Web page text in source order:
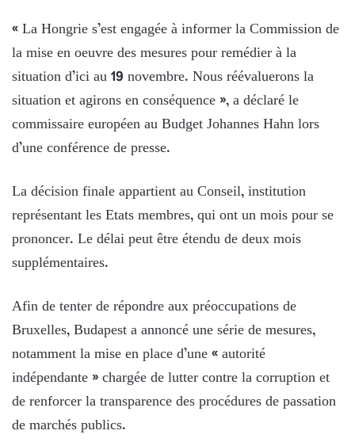
« La Hongrie s’est engagée à informer la Commission de
la mise en oeuvre des mesures pour remédier à la
situation d’ici au 19 novembre. Nous réévaluerons la
situation et agirons en conséquence », a déclaré le
commissaire européen au Budget Johannes Hahn lors
d’une conférence de presse.
La décision finale appartient au Conseil, institution
représentant les Etats membres, qui ont un mois pour se
prononcer. Le délai peut être étendu de deux mois
supplémentaires.
Afin de tenter de répondre aux préoccupations de
Bruxelles, Budapest a annoncé une série de mesures,
notamment la mise en place d’une « autorité
indépendante » chargée de lutter contre la corruption et
de renforcer la transparence des procédures de passation
de marchés publics.